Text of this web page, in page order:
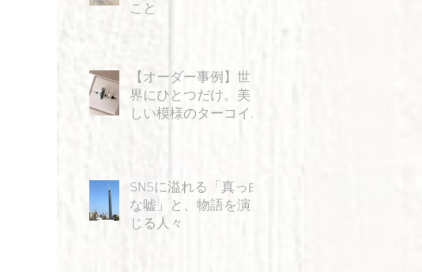
こと
【オーダー事例】世
界にひとつだけ。美
しい模様のターコイ
SNSに溢れる「真っ白
な嘘」と、物語を演
じる人々